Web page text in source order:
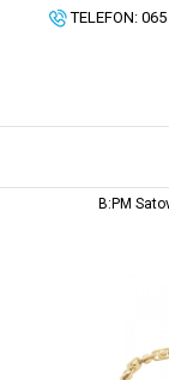
TELEFON:
B:PM